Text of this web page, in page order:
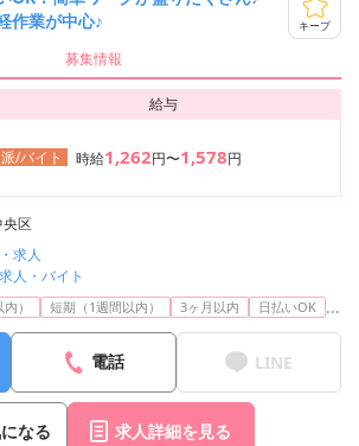
作業が中心♪
キープ
募集情報
給与
派/バイト 時給1,262円〜1,578円
央区
求人
人・バイト
） 短期（1週間以内） 3ヶ月以内 日払いOK ...
電話 LINE
なる 求人詳細を見る